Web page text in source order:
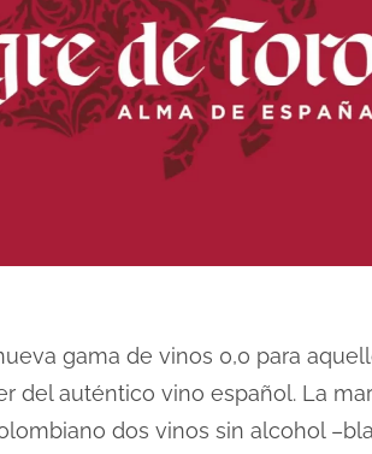
gama de vinos 0,0 para
del auténtico vino español. La
dos vinos sin alcohol